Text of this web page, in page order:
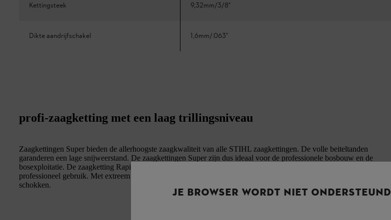
Kettingsteek 9,32mm/3/8"
Dikte aandrijfschakel 1,6mm/.063"
profi-zaagketting met een laag trillingsniveau
Zaagkettingen Super bieden de allerhoogste zaagkwaliteit van alle STIHL zaagkettingen. De volle beiteltanden
garanderen een lage snijweerstand. De zaagkettingen Super zijn dus ideaal voor de professionele bosbouw en de
bosexploitatie. De zaagketting Rapid Super is een trillingsarme, uitstekend presterende zaagketting voor
professioneel gebruik. Met extreem hoog zaag- en steekvermogen, hoge snijkwaliteit en beperkte neiging tot
schokken.
JE BROWSER WORDT NIET ONDERSTEUND